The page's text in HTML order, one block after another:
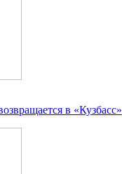
в «Кузбасс»